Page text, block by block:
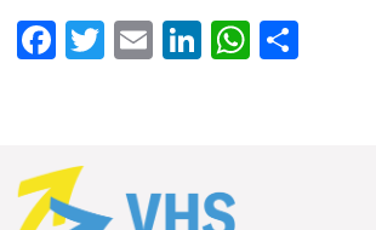
Facebook
Twitter
EmailLinkedIn